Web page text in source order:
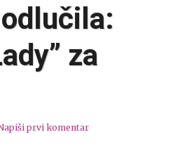
za
prvi komentar